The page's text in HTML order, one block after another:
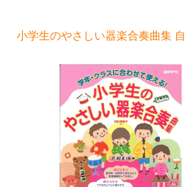
小学生のやさしい器楽合奏曲集